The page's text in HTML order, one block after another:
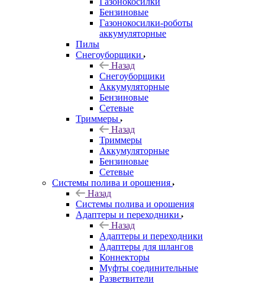
Бензиновые
Газонокосилки-роботы
аккумуляторные
Пилы
Снегоуборщики
Назад
Снегоуборщики
Аккумуляторные
Бензиновые
Сетевые
Триммеры
Назад
Триммеры
Аккумуляторные
Бензиновые
Сетевые
Системы полива и орошения
Назад
Системы полива и орошения
Адаптеры и переходники
Назад
Адаптеры и переходники
Адаптеры для шлангов
Коннекторы
Муфты соединительные
Разветвители